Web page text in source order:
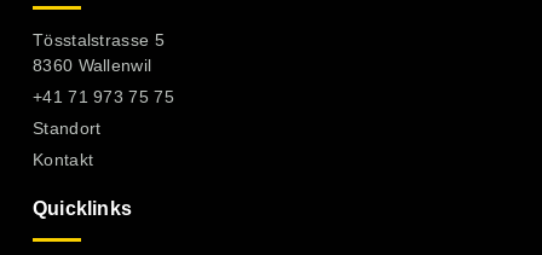
Tösstalstrasse 5
8360 Wallenwil
+41 71 973 75 75
Standort
Kontakt
Quicklinks